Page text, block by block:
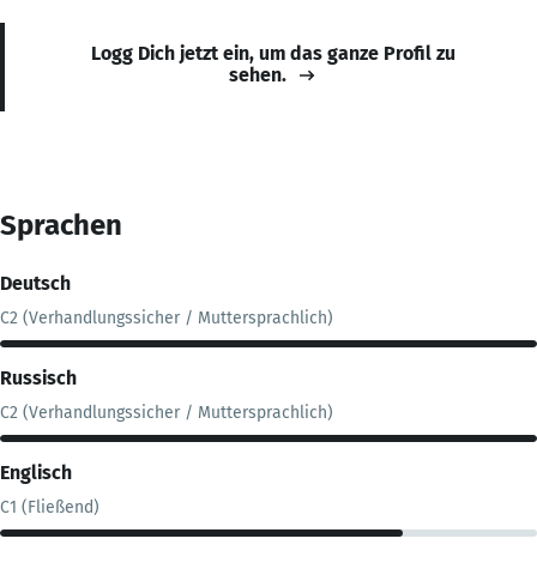
Logg Dich jetzt ein, um das ganze Profil zu
sehen.
Sprachen
Deutsch
C2 (Verhandlungssicher / Muttersprachlich)
Russisch
C2 (Verhandlungssicher / Muttersprachlich)
Englisch
C1 (Fließend)